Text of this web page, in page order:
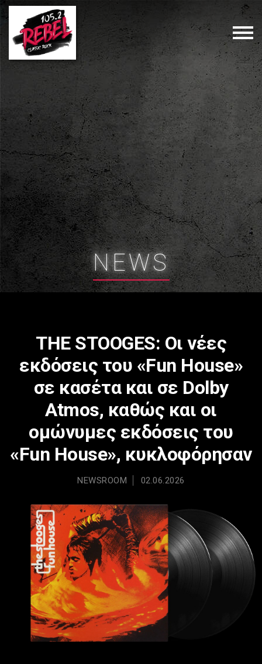
NEWS
THE STOOGES: Οι νέες
εκδόσεις του «Fun House»
σε κασέτα και σε Dolby
Atmos, καθώς και οι
ομώνυμες εκδόσεις του
«Fun House», κυκλοφόρησαν
NEWSROOM 02.06.2026